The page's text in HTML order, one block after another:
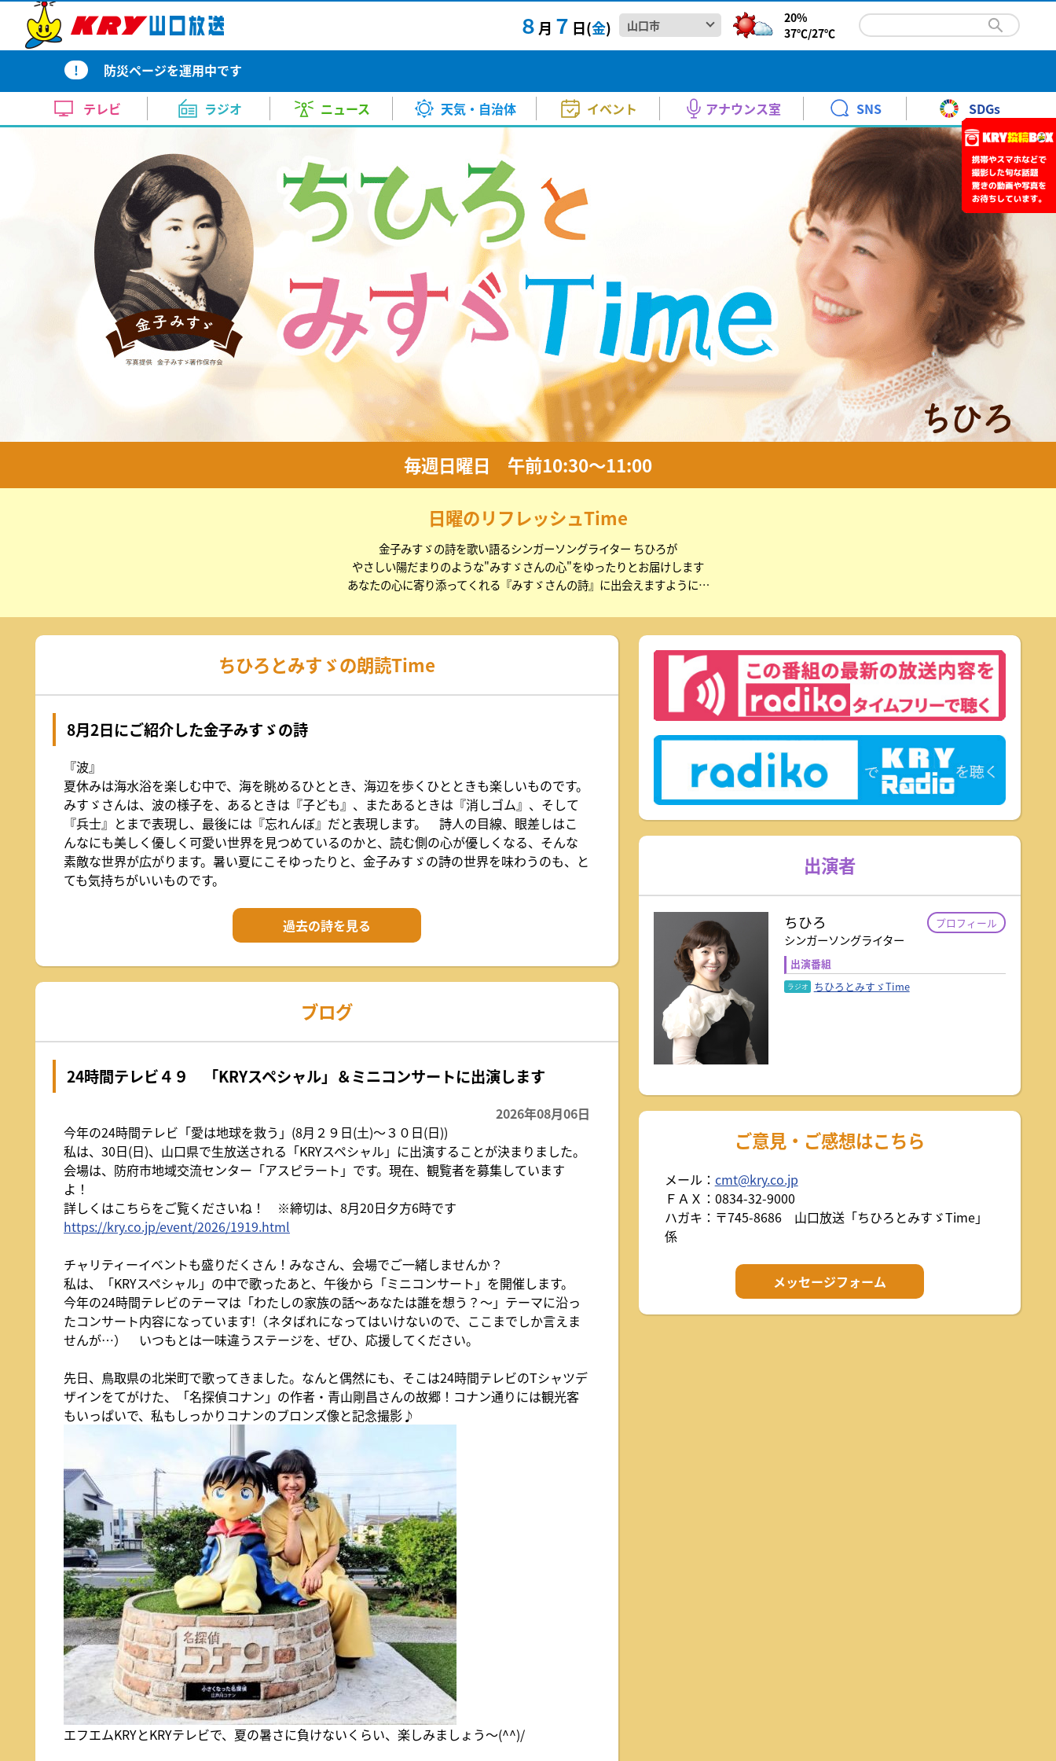
８ 月 ７ 日(金)
20%
37℃/27℃
! 防災ページを運用中です
テレビ
KRYの番組 ドラマ・映画 バラエティー 音楽
青少年に見てもらいたい番組
新番組ラインナップ
KRYイチオシ番組
KRYの番組
KRYさわやかモーニング
月～金
あさ5:20～6:54
らいふ
月～金
午後5:20頃～5:53（kry news every. 2
部内）
kry news every.
月～金
午後3:50～7:00
10keiちゃんねる
土曜日
よる10:54～11:00
わくわくサンデー
日曜日
あさ10:55～11:10
はつらつ山口っ子
日曜日
あさ10:55～11:10
元気創出！やまぐち
あさ11:10～11:25
しものせき21
午前11:50〜12:00
ちかくにいわくに
日曜日
午前10:55～11:10
ラジオ
KRY Morning Up
月～金 あさ 7:00～11:00
お昼はZETTAIラジTIME
月～金 正午～ごご4:00
月～金 夕方6:00～6:20
KRYエキサイトナイター
火～土曜日 ごご 6:20～9:00
週刊ENJOYランニング
土曜日 あさ 7:30～7:45
どよーDA！
土曜日 あさ 9:00～正午
Happy☆Paradise
土曜日 正午～1:00
松村邦洋のＯＨ－！邦自慢
土曜日 ごご3:00～3:30
月曜日 ごご7:00～7:30[再]
ラジKING GOLD
土曜日 ごご 4:00～4:55
大人の音楽堂～ういろう、ひねってみま
した～
土曜日 夕方 5:00～5:30
きょうも、この街で
毎週土曜日 ごご5:30～5:45
なりカル！
土曜日 ごご 10:00～11:00
ご昭和ください
日曜日 あさ11:30～12:00
ちひろとみすゞTime
日曜日 午前 10:30～11:00
日曜日 よる9：00～9：30
ニュース
【地震】熊本で震度4の地震～山口県内でも震度2を観測 津波の
心配なし
気象庁によりますと午後7時49分ごろ、地震がありました。こ
の...
2026.8.6 20:00
山口県内の総合支援学校2校で就学奨励費を誤支給～対象家庭に
山口県教育委員会は県内の総合支援学校2校で就学奨励費を誤っ
【山口天気 夕刊8/7】猛暑止まらず…熱中症警戒アラート連続発
表日数は歴代1位タイ記録に お盆も入念な暑さ対策を
この先もアラート級の猛暑は止まりません。しばらく熱中症には
厳...
2026.8.6 19:33
アジア太平洋地域の温泉地の活性化を目指して 山口市で日本と台
湾の温泉地が交流
アジア太平洋地域の温泉地の活性化を目指して日本と台湾の温泉
地...
2026.8.6 19:26
平生町の土砂災害の応急工事状況が公開 被害防止に向け砂防ダム
を建設中
6月に発生し男性1人が亡くなった平生町の土砂災害で応急工事
2026.8.6 19:26
天気・自治体
ピンポイント天気 天気（きょう・あす）
時系列予報
10日間天気
近隣のお天気 衛星画像
天気図
今の気温（アメダス）
レーダー 土砂災害警戒情報
警報・注意報
台風情報
洗濯情報 紫外線情報
紅葉情報
お肌乾燥情報
花粉情報 PM2.5予想
さくら情報
熱中症情報
イベント
コンサート・舞台 美術展 スポーツ 試写会 その他
イベント情報
コンサート・舞台
【要事前予約】24時間テレビ49 ①番組生放送②ミニコンサー
ト・トークショー観覧者募集
2026年8月30日 ①11：30～(生放送) ②13：30～(ミニコンサー
ト)
【要事前予約】24時間テレビ49 KRYアナウンサー体験教室 参加
2026年8月30日 ［1回目］11:30～［2回目］14:00～
美術展
山口放送開局７０周年記念「金曜ロードショーとジブリ展」
2026年7月18日(土)～10月12日(月)
山口放送開局70周年記念10keiちゃんねる 10FAM MEETING
アナウンス室
内田 充咲 河野 康子
高橋 裕
竹重 雅則
田中 泰平 中村 衣里
野口 緒美
畑中 里咲
渡辺 三千彦 秋山 幸輝
青木 京子
新井 道子
榎本 まさひろ 北川 加寿美
水津 香織
鈴木 久美
清家 律子 竹島 知江 原田 かおり
武藤 ひさこ
山根 由紀夫
山本 恭子 山本 博子
SNS SDGs
テレビトップ
KRYの番組 報道 スポーツ ドラマ・映画 バラエティー 音楽 アニメ 情報と暮らし
青少年に見てもらいたい番組
新番組ラインナップ
KRYの番組
KRYさわやかモーニング
あさ5:20～6:54
月～金
午後5:20頃～5:53（kry news every. 2
部内）
午後3:50～7:00
10keiちゃんねる
土曜日
よる10:54～11:00
わくわくサンデー
日曜日
はつらつ山口っ子
日曜日
あさ10:55～11:10
元気創出！やまぐち
日曜日
あさ11:10～11:25
しものせき21
日曜日
午前11:50〜12:00
ちかくにいわくに
日曜日
午前10:55～11:10
ラジオトップ
KRY Morning Up
月～金 あさ 7:00～11:00
お昼はZETTAIラジTIME
KRYニュースジャンクション
KRYエキサイトナイター
週刊ENJOYランニング
土曜日 あさ 7:30～7:45
どよーDA！
土曜日 あさ 9:00～正午
Happy☆Paradise
土曜日 正午～1:00
松村邦洋のＯＨ－！邦自慢
土曜日 ごご3:00～3:30
月曜日 ごご7:00～7:30[再]
ラジKING GOLD
土曜日 ごご 4:00～4:55
大人の音楽堂～ういろう、ひねってみま
した～
土曜日 夕方 5:00～5:30
毎週土曜日 ごご5:30～5:45
なりカル！
土曜日 ごご 10:00～11:00
ご昭和ください
日曜日 あさ11:30～12:00
ちひろとみすゞTime
日曜日 午前 10:30～11:00
なりはたりき
日曜日 よる9：00～9：30
ニューストップ
【地震】熊本で震度4の地震～山口県内でも震度2を観測 津波の
心配なし
の...
2026.8.6 20:00
山口県内の総合支援学校2校で就学奨励費を誤支給～対象家庭に
2026.8.6 19:54
【山口天気 夕刊8/7】猛暑止まらず…熱中症警戒アラート連続発
表日数は歴代1位タイ記録に お盆も入念な暑さ対策を
この先もアラート級の猛暑は止まりません。しばらく熱中症には
厳...
2026.8.6 19:33
アジア太平洋地域の温泉地の活性化を目指して 山口市で日本と台
アジア太平洋地域の温泉地の活性化を目指して日本と台湾の温泉
平生町の土砂災害の応急工事状況が公開 被害防止に向け砂防ダム
を建設中
6月に発生し男性1人が亡くなった平生町の土砂災害で応急工事
の...
2026.8.6 19:26
天気・自治体トップ
ピンポイント天気 天気（きょう・あす） 気温（きょう・あす）
時系列予報
10日間天気
今の気温（アメダス）
レーダー 土砂災害警戒情報
警報・注意報
紅葉情報
お肌乾燥情報
花粉情報 PM2.5予想
さくら情報
熱中症情報
イベントトップ
イベント コンサート・舞台 美術展 スポーツ 試写会 その他
イベント情報
コンサート・舞台
ト・トークショー観覧者募集
2026年8月30日 ①11：30～(生放送) ②13：30～(ミニコンサー
ト)
イベント
【要事前予約】24時間テレビ49 KRYアナウンサー体験教室 参加
2026年8月30日 ［1回目］11:30～［2回目］14:00～
山口放送開局７０周年記念「金曜ロードショーとジブリ展」
2026年7月18日(土)～10月12日(月)
イベント
山口放送開局70周年記念10keiちゃんねる 10FAM MEETING
2026
イベント
KRY DANCE EVOLUTION 2026
2026年10月3日(土)
アナウンス室トップ
上田 奈央 内田 充咲 河野 康子 高橋 良
高橋 裕
竹重 雅則
畑中 里咲
渡辺 三千彦 秋山 幸輝 山本 昇治
青木 京子
北川 加寿美
水津 香織
清家 律子 竹島 知江
武藤 ひさこ
山根 由紀夫
山本 恭子 山本 博子
毎週日曜日 午前10:30～11:00
日曜のリフレッシュTime
金子みすゞの詩を歌い語るシンガーソングライター ちひろが
やさしい陽だまりのような"みすゞさんの心"をゆったりとお届けします
あなたの心に寄り添ってくれる『みすゞさんの詩』に出会えますように…
ちひろとみすゞの朗読Time
8月2日にご紹介した金子みすゞの詩
『波』
夏休みは海水浴を楽しむ中で、海を眺めるひととき、海辺を歩くひとときも楽しいものです。
みすゞさんは、波の様子を、あるときは『子ども』、またあるときは『消しゴム』、そして
『兵士』とまで表現し、最後には『忘れんぼ』だと表現します。 詩人の目線、眼差しはこ
んなにも美しく優しく可愛い世界を見つめているのかと、読む側の心が優しくなる、そんな
素敵な世界が広がります。暑い夏にこそゆったりと、金子みすゞの詩の世界を味わうのも、と
ても気持ちがいいものです。
過去の詩を見る
ブログ
24時間テレビ４９ 「KRYスペシャル」＆ミニコンサートに出演します
2026年08月06日
今年の24時間テレビ「愛は地球を救う」(8月２９日(土)～３０日(日))
私は、30日(日)、山口県で生放送される「KRYスペシャル」に出演することが決まりました。
会場は、防府市地域交流センター「アスピラート」です。現在、観覧者を募集しています
よ！
詳しくはこちらをご覧くださいね！ ※締切は、8月20日夕方6時です
https://kry.co.jp/event/2026/1919.html
チャリティーイベントも盛りだくさん！みなさん、会場でご一緒しませんか？
私は、「KRYスペシャル」の中で歌ったあと、午後から「ミニコンサート」を開催します。
今年の24時間テレビのテーマは「わたしの家族の話～あなたは誰を想う？～」テーマに沿っ
たコンサート内容になっています!（ネタばれになってはいけないので、ここまでしか言えま
せんが…） いつもとは一味違うステージを、ぜひ、応援してください。
先日、鳥取県の北栄町で歌ってきました。なんと偶然にも、そこは24時間テレビのTシャツデ
ザインをてがけた、「名探偵コナン」の作者・青山剛昌さんの故郷！コナン通りには観光客
もいっぱいで、私もしっかりコナンのブロンズ像と記念撮影♪
エフエムKRYとKRYテレビで、夏の暑さに負けないくらい、楽しみましょう～(^^)/
出演者
ちひろ
シンガーソングライター
プロフィール
出演番組
ちひろとみすゞTime
ご意見・ご感想はこちら
メール： cmt@kry.co.jp
ＦＡＸ：0834-32-9000
ハガキ：〒745-8686 山口放送「ちひろとみすゞTime」
係
メッセージフォーム